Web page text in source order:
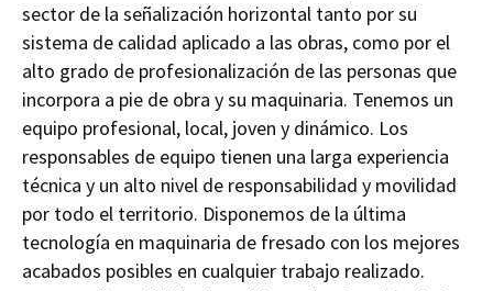
sector de la señalización horizontal tanto por su
sistema de calidad aplicado a las obras, como por el
alto grado de profesionalización de las personas que
incorpora a pie de obra y su maquinaria. Tenemos un
equipo profesional, local, joven y dinámico. Los
responsables de equipo tienen una larga experiencia
técnica y un alto nivel de responsabilidad y movilidad
por todo el territorio. Disponemos de la última
tecnología en maquinaria de fresado con los mejores
acabados posibles en cualquier trabajo realizado.